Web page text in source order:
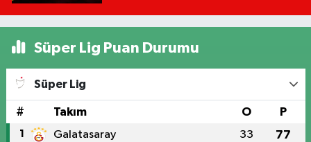
Süper Lig Puan Durumu
Süper Lig
# Takım O P
1 Galatasaray 33 77